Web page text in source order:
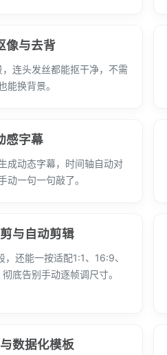
像与去背
连头发丝都能抠干净，不需
能换背景。
感字幕
成动态字幕，时间轴自动对
动一句一句敲了。
与自动剪辑
还能一按适配1:1、16:9、
底告别手动逐帧调尺寸。
数据化模板